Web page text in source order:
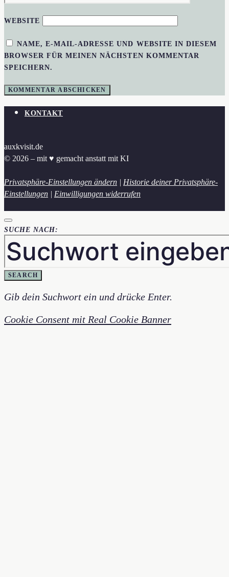
WEBSITE
NAME, E-MAIL-ADRESSE UND WEBSITE IN DIESEM
BROWSER FÜR MEINEN NÄCHSTEN KOMMENTAR
SPEICHERN.
KONTAKT
auxkvisit.de
© 2026 – mit ♥︎ gemacht anstatt mit KI
Privatsphäre-Einstellungen ändern | Historie deiner Privatsphäre-
Einstellungen | Einwilligungen widerrufen
SUCHE NACH:
SEARCH
Gib dein Suchwort ein und drücke Enter.
Cookie Consent mit Real Cookie Banner